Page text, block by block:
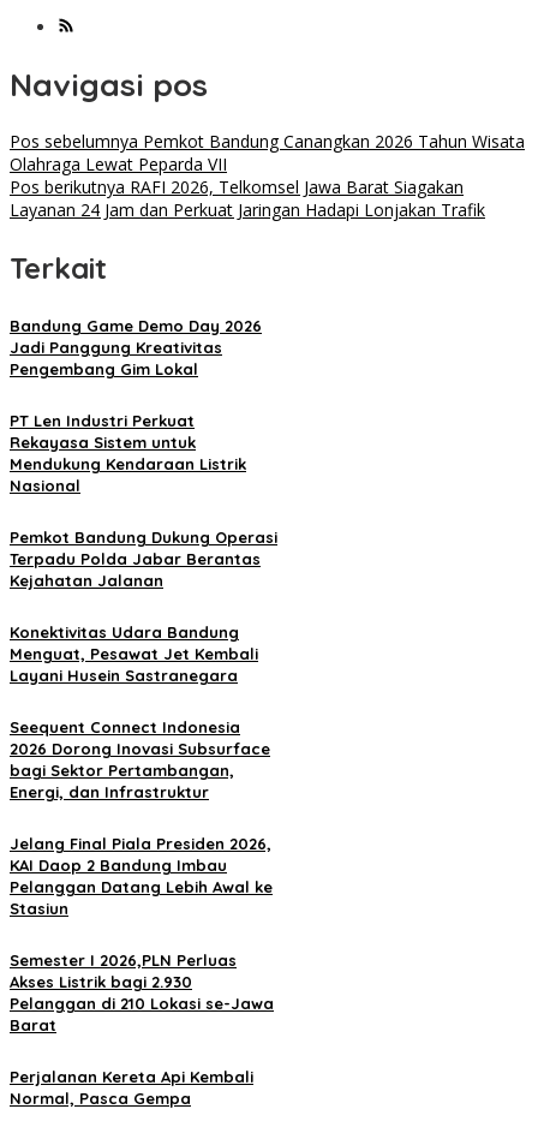
Navigasi pos
Pos sebelumnya Pemkot Bandung Canangkan 2026 Tahun Wisata
Olahraga Lewat Peparda VII
Pos berikutnya RAFI 2026, Telkomsel Jawa Barat Siagakan
Layanan 24 Jam dan Perkuat Jaringan Hadapi Lonjakan Trafik
Terkait
Bandung Game Demo Day 2026
Jadi Panggung Kreativitas
Pengembang Gim Lokal
PT Len Industri Perkuat
Rekayasa Sistem untuk
Mendukung Kendaraan Listrik
Nasional
Pemkot Bandung Dukung Operasi
Terpadu Polda Jabar Berantas
Kejahatan Jalanan
Konektivitas Udara Bandung
Menguat, Pesawat Jet Kembali
Layani Husein Sastranegara
Seequent Connect Indonesia
2026 Dorong Inovasi Subsurface
bagi Sektor Pertambangan,
Energi, dan Infrastruktur
Jelang Final Piala Presiden 2026,
KAI Daop 2 Bandung Imbau
Pelanggan Datang Lebih Awal ke
Stasiun
Semester I 2026,PLN Perluas
Akses Listrik bagi 2.930
Pelanggan di 210 Lokasi se-Jawa
Barat
Perjalanan Kereta Api Kembali
Normal, Pasca Gempa